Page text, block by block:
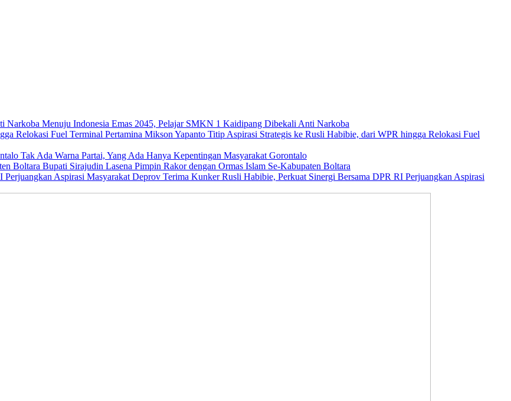
Menuju Indonesia Emas 2045, Pelajar SMKN 1 Kaidipang Dibekali Anti Narkoba
Mikson Yapanto Titip Aspirasi Strategis ke Rusli Habibie, dari WPR hingga Relokasi Fuel
Tak Ada Warna Partai, Yang Ada Hanya Kepentingan Masyarakat Gorontalo
Bupati Sirajudin Lasena Pimpin Rakor dengan Ormas Islam Se-Kabupaten Boltara
Deprov Terima Kunker Rusli Habibie, Perkuat Sinergi Bersama DPR RI Perjuangkan Aspirasi